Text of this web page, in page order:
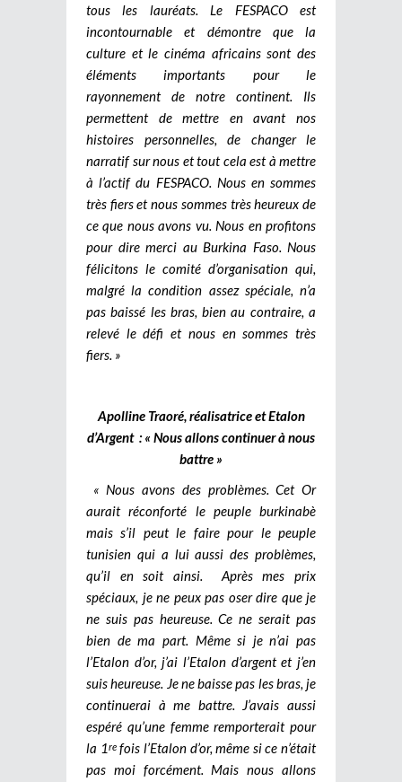
tous les lauréats. Le FESPACO est
incontournable et démontre que la
culture et le cinéma africains sont des
éléments importants pour le
rayonnement de notre continent. Ils
permettent de mettre en avant nos
histoires personnelles, de changer le
narratif sur nous et tout cela est à mettre
à l’actif du FESPACO. Nous en sommes
très fiers et nous sommes très heureux de
ce que nous avons vu. Nous en profitons
pour dire merci au Burkina Faso. Nous
félicitons le comité d’organisation qui,
malgré la condition assez spéciale, n’a
pas baissé les bras, bien au contraire, a
relevé le défi et nous en sommes très
fiers. »
Apolline Traoré, réalisatrice et Etalon
d’Argent : « Nous allons continuer à nous
battre »
« Nous avons des problèmes. Cet Or
aurait réconforté le peuple burkinabè
mais s’il peut le faire pour le peuple
tunisien qui a lui aussi des problèmes,
qu’il en soit ainsi. Après mes prix
spéciaux, je ne peux pas oser dire que je
ne suis pas heureuse. Ce ne serait pas
bien de ma part. Même si je n’ai pas
l’Etalon d’or, j’ai l’Etalon d’argent et j’en
suis heureuse. Je ne baisse pas les bras, je
continuerai à me battre. J’avais aussi
espéré qu’une femme remporterait pour
la 1refois l’Etalon d’or, même si ce n’était
pas moi forcément. Mais nous allons